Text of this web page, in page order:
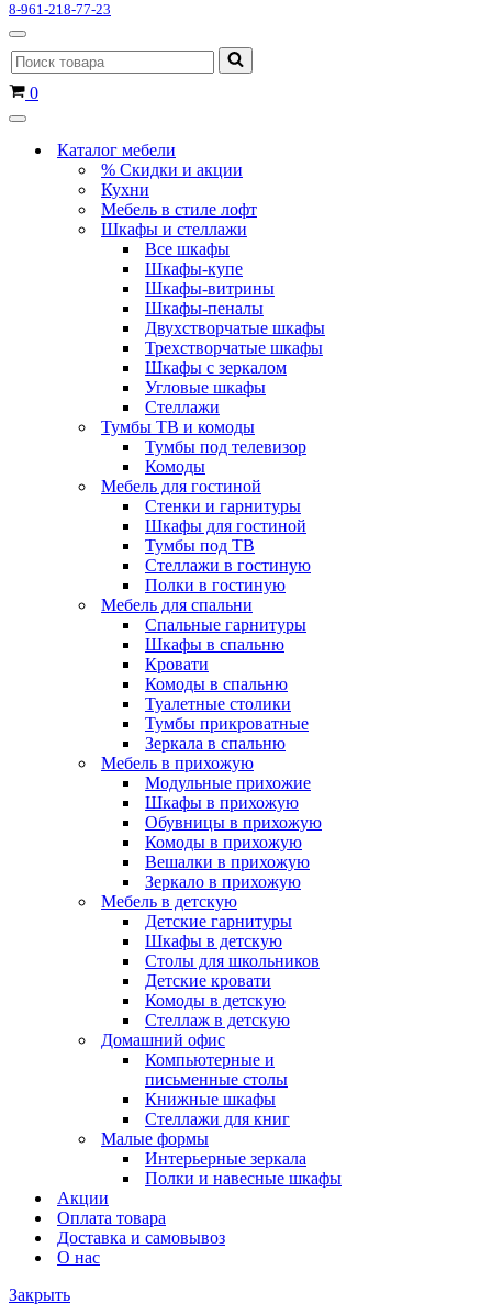
8-961-218-77-23
Меню
навигации
Искать...
Корзина
0
Меню
навигацииКаталог мебели
% Скидки и акции
Кухни
Мебель в стиле лофт
Шкафы и стеллажи
Все шкафы
Шкафы-купе
Шкафы-витрины
Шкафы-пеналы
Двухстворчатые шкафы
Трехстворчатые шкафы
Шкафы с зеркалом
Угловые шкафы
Стеллажи
Тумбы ТВ и комоды
Тумбы под телевизор
Комоды
Мебель для гостиной
Стенки и гарнитуры
Шкафы для гостиной
Тумбы под ТВ
Стеллажи в гостиную
Полки в гостиную
Мебель для спальни
Спальные гарнитуры
Шкафы в спальню
Кровати
Комоды в спальню
Туалетные столики
Тумбы прикроватные
Зеркала в спальню
Мебель в прихожую
Модульные прихожие
Шкафы в прихожую
Обувницы в прихожую
Комоды в прихожую
Вешалки в прихожую
Зеркало в прихожую
Мебель в детскую
Детские гарнитуры
Шкафы в детскую
Столы для школьников
Детские кровати
Комоды в детскую
Стеллаж в детскую
Домашний офис
Компьютерные и
письменные столы
Книжные шкафы
Стеллажи для книг
Малые формы
Интерьерные зеркала
Полки и навесные шкафы
Акции
Оплата товара
Доставка и самовывоз
О нас
Закрыть